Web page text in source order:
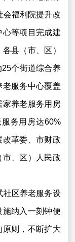
会福利院提升改
等项目完成建
县（市、区）
个街道综合养
服务中心覆盖
家养老服务用房
务用房达60%
改革委、市财政
市、区）人民政
社区养老服务设
纳入一刻钟便
原则，不断扩大